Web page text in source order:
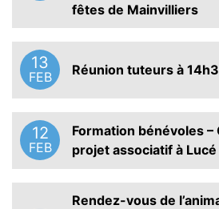
fêtes de Mainvilliers
13
FEB Réunion tuteurs à
12
FEB
Formation bénévoles
projet associatif à Lucé
Rendez-vous de